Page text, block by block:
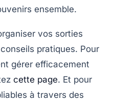
ensemble.
vos sorties
pratiques. Pour
gérer efficacement
cette page. Et pour
à travers des